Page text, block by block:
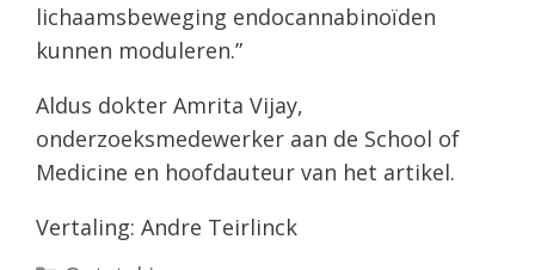
lichaamsbeweging endocannabinoïden
kunnen moduleren.”
Aldus dokter Amrita Vijay,
onderzoeksmedewerker aan de School of
Medicine en hoofdauteur van het artikel.
Vertaling: Andre Teirlinck